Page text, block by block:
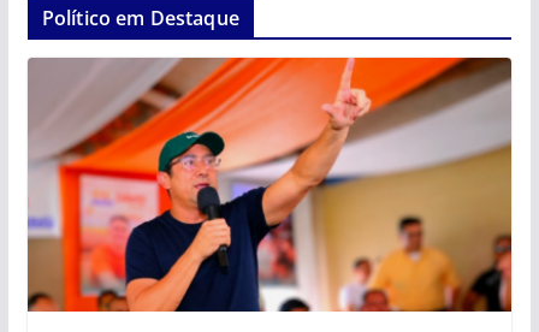
Político em Destaque